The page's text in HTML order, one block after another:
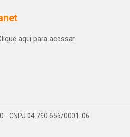
aqui para acessar
- CNPJ 04.790.656/0001-06